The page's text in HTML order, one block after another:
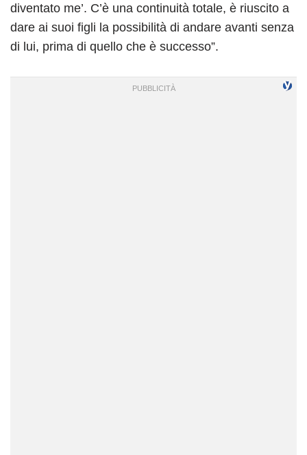
diventato me’. C’è una continuità totale, è riuscito a
dare ai suoi figli la possibilità di andare avanti senza
di lui, prima di quello che è successo”.